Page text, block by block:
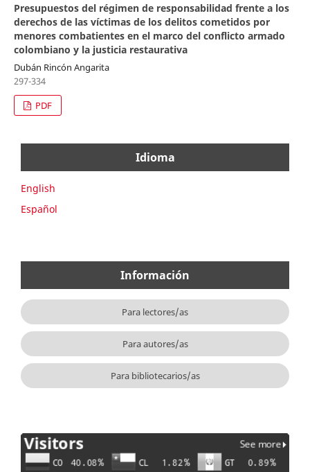
Presupuestos del régimen de responsabilidad frente a los
derechos de las víctimas de los delitos cometidos por
menores combatientes en el marco del conflicto armado
colombiano y la justicia restaurativa
Dubán Rincón Angarita
297-334
PDF
Idioma
English
Español
Información
Para lectores/as
Para autores/as
Para bibliotecarios/as